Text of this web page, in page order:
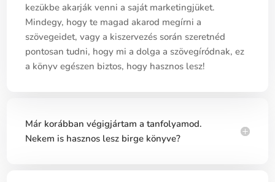
kezükbe akarják venni a saját marketingjüket.
Mindegy, hogy te magad akarod megírni a
szövegeidet, vagy a kiszervezés során szeretnéd
pontosan tudni, hogy mi a dolga a szövegíródnak, ez
a könyv egészen biztos, hogy hasznos lesz!
Már korábban végigjártam a tanfolyamod.
Nekem is hasznos lesz birge könyve?